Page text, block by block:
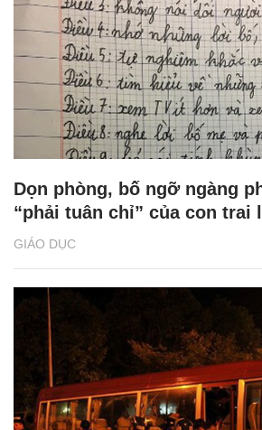
GIÁO DỤC
Dọn phòng, bố ngỡ ngàng
“phải tuân chỉ” của con trai